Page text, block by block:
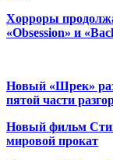
Хорроры
«Obsession» и
Новый «Шрек»
пятой части
Новый фильм
мировой прокат